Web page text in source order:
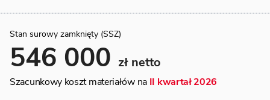
Stan surowy zamknięty (SSZ)
546 000 zł netto
Szacunkowy koszt materiałów na II kwartał 2026